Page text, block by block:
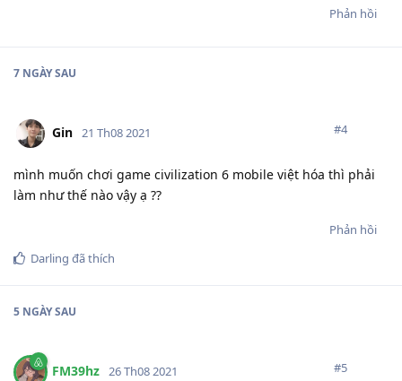
Phản hồi
7 NGÀYSAU
Gin 21 Th08 2021 #4
mình muốn chơi game civilization 6 mobile việt hóa thì phải
làm như thế nào vậy ạ ??
Phản hồi
Darling đã thích
5 NGÀYSAU
FM39hz 26 Th08 2021 #5